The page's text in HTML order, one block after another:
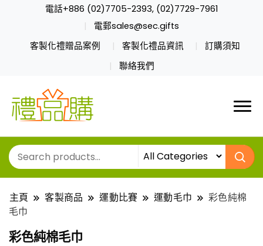
電話+886 (02)7705-2393, (02)7729-7961
電郵sales@sec.gifts
客製化禮贈品案例
客製化禮品資訊
訂購須知
聯絡我們
主頁 客製商品 運動比賽 運動毛巾
彩色純棉
毛巾
彩色純棉毛巾